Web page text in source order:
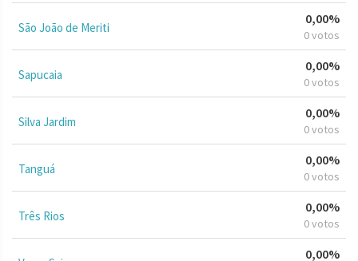
São João de Meriti
0,00%
0 votos
Sapucaia
0,00%
0 votos
Silva Jardim
0,00%
0 votos
Tanguá
0,00%
0 votos
Três Rios
0,00%
0 votos
0,00%